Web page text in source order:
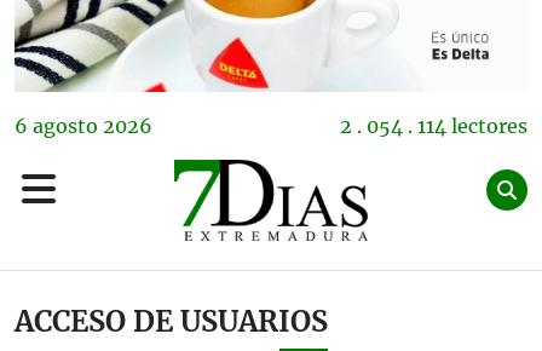
6 agosto 2026 2 . 054 . 114 lectores
ACCESO DE USUARIOS